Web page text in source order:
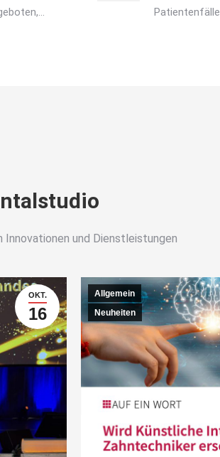
Patientenfälle
Innovationen und Dienstleistungen
OKT.
16
Allgemein
Neuheiten